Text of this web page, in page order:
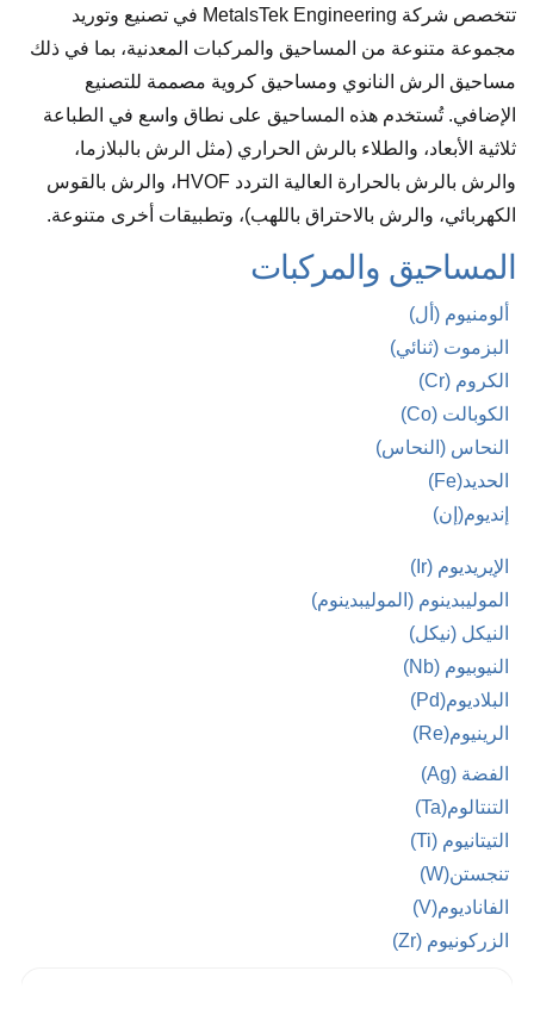
تتخصص شركة MetalsTek Engineering في تصنيع وتوريد
مجموعة متنوعة من المساحيق والمركبات المعدنية، بما في ذلك
مساحيق الرش النانوي ومساحيق كروية مصممة للتصنيع
الإضافي. تُستخدم هذه المساحيق على نطاق واسع في الطباعة
ثلاثية الأبعاد، والطلاء بالرش الحراري (مثل الرش بالبلازما،
والرش بالرش بالحرارة العالية التردد HVOF، والرش بالقوس
الكهربائي، والرش بالاحتراق باللهب)، وتطبيقات أخرى متنوعة.
المساحيق والمركبات
ألومنيوم (أل)
البزموت (ثنائي)
الكروم (Cr)
الكوبالت (Co)
النحاس (النحاس)
الحديد(Fe)
إنديوم(إن)
الإيريديوم (Ir)
الموليبدينوم (الموليبدينوم)
النيكل (نيكل)
النيوبيوم (Nb)
البلاديوم(Pd)
الرينيوم(Re)
الفضة (Ag)
التنتالوم(Ta)
التيتانيوم (Ti)
تنجستن(W)
الفاناديوم(V)
الزركونيوم (Zr)